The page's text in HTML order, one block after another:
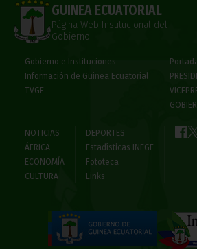
GUINEA ECUATORIAL
Página Web Institucional del
Gobierno
Gobierno e Instituciones
Información de Guinea Ecuatorial
TVGE
NOTICIAS
ÁFRICA
ECONOMÍA
CULTURA
DEPORTES
Estadísticas INEGE
Fototeca
Links